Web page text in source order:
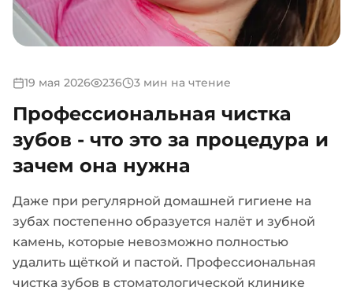
19 мая 2026 236 3 мин на чтение
Профессиональная чистка
зубов - что это за процедура и
зачем она нужна
Даже при регулярной домашней гигиене на
зубах постепенно образуется налёт и зубной
камень, которые невозможно полностью
удалить щёткой и пастой. Профессиональная
чистка зубов в стоматологической клинике